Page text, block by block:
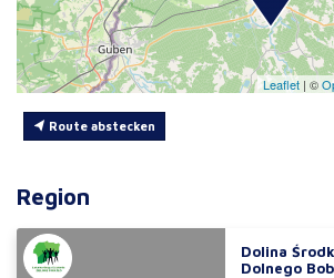
Leaflet | ©
Route abstecken
Region
Dolina
Dolnego